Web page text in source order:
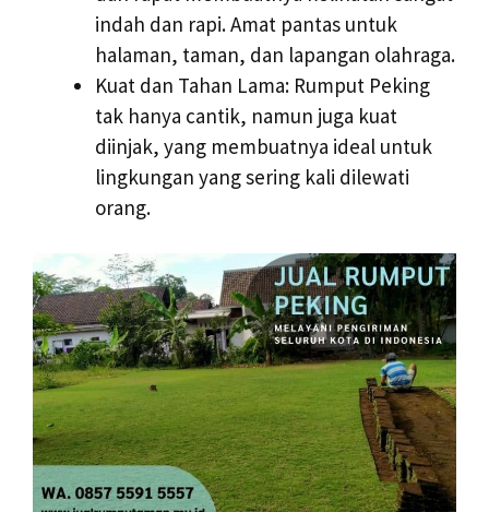
indah dan rapi. Amat pantas untuk
halaman, taman, dan lapangan olahraga.
Kuat dan Tahan Lama: Rumput Peking
tak hanya cantik, namun juga kuat
diinjak, yang membuatnya ideal untuk
lingkungan yang sering kali dilewati
orang.